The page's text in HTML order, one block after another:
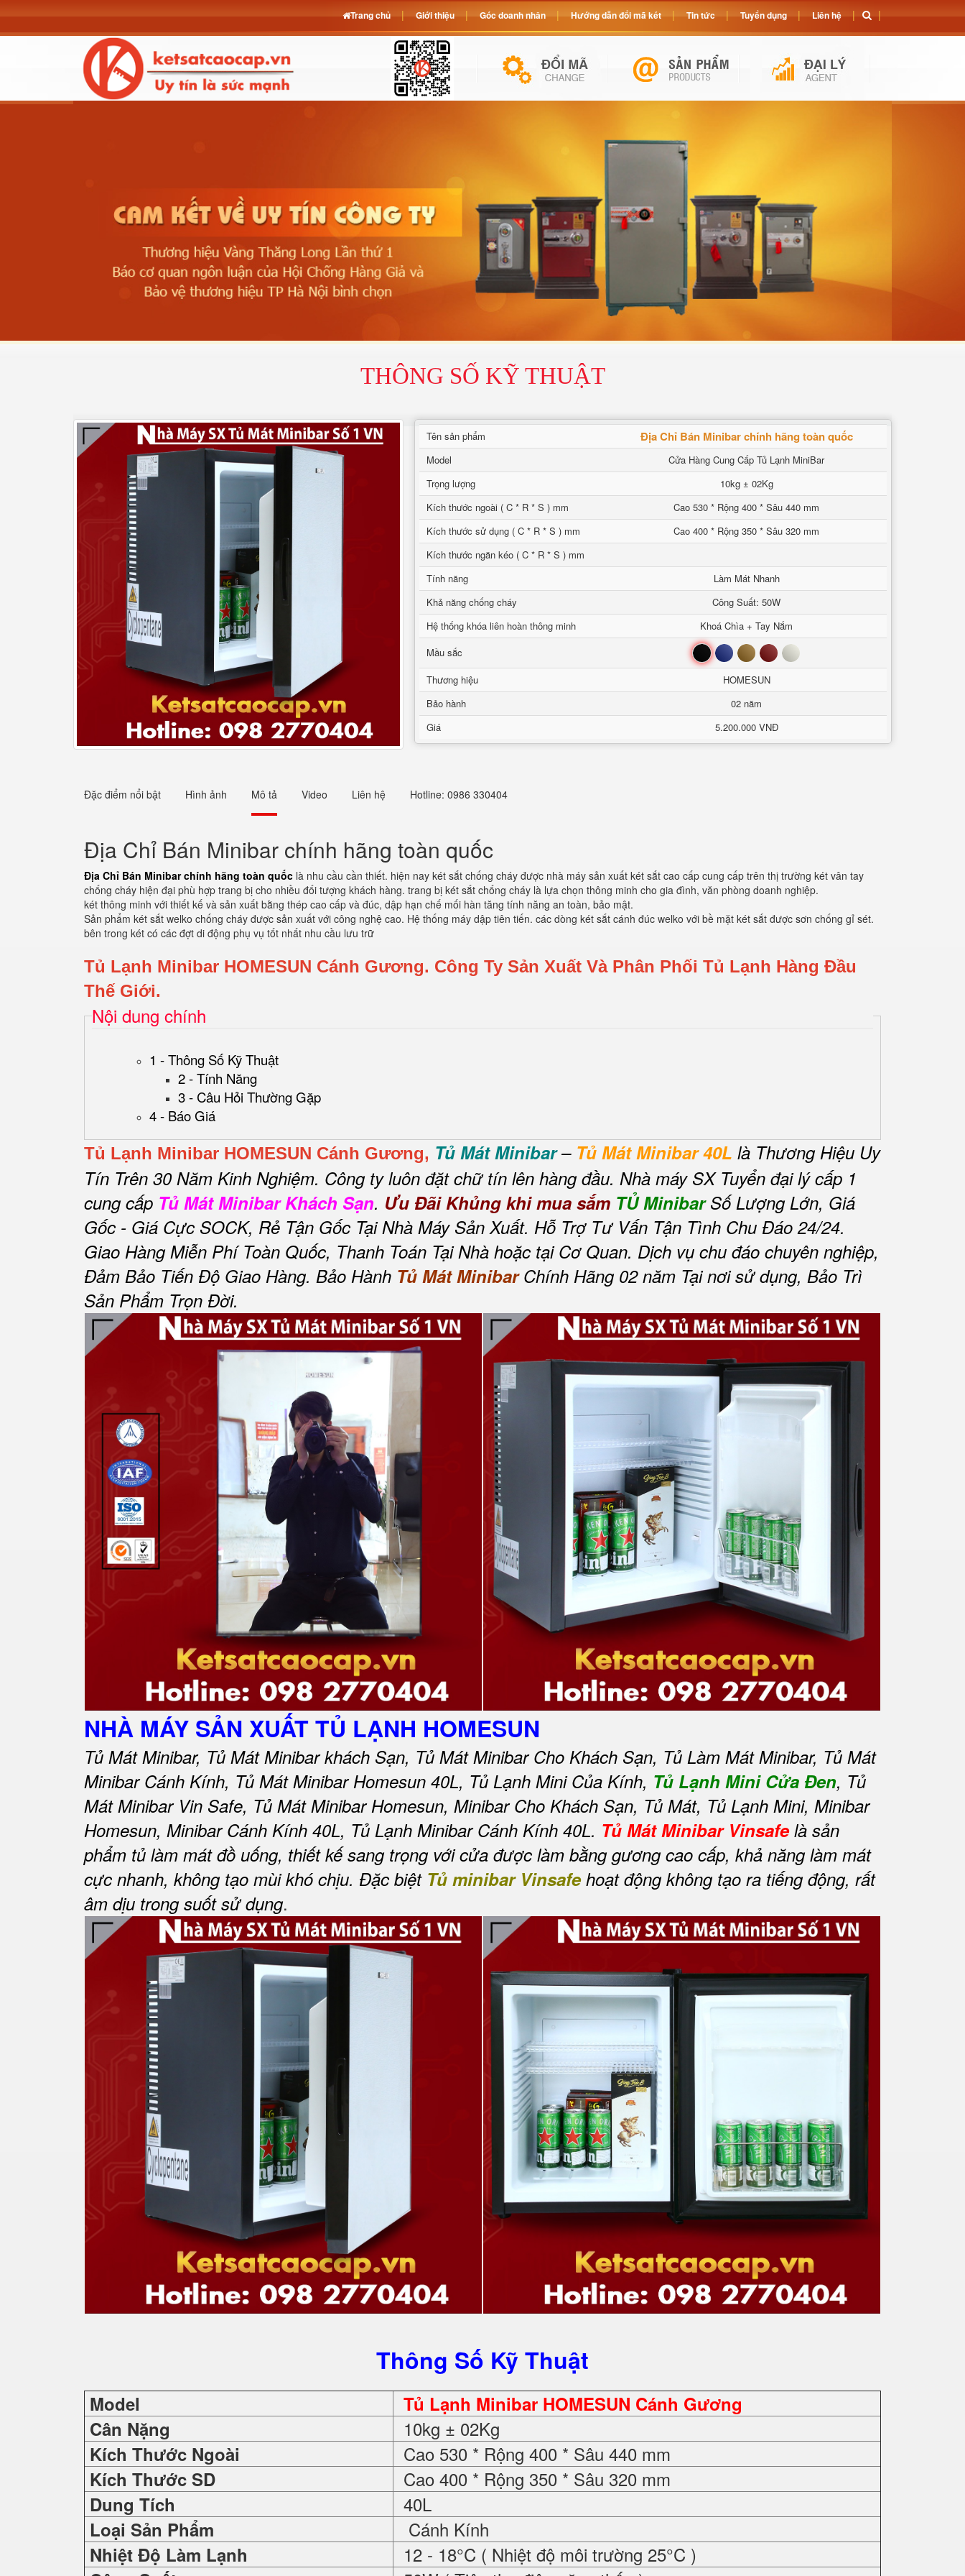
THÔNG SỐ KỸ THUẬT
Tên sản phẩm Địa Chỉ Bán Minibar chính hãng toàn quốc
Model
Cửa Hàng Cung Cấp Tủ Lạnh MiniBar
Trọng lượng
10kg ± 02Kg
Kích thước ngoài ( C * R * S ) mm
Cao 530 * Rộng 400 * Sâu 440 mm
Kích thước sử dụng ( C * R * S ) mm
Cao 400 * Rộng 350 * Sâu 320 mm
Kích thước ngăn kéo ( C * R * S ) mm
Tính năng
Làm Mát Nhanh
Khả năng chống cháy
Công Suất: 50W
Hệ thống khóa liên hoàn thông minh
Khoá Chìa + Tay Nắm
Mầu sắc
Đen Xanh Nâu Đỏ Trắng
Thương hiệu
HOMESUN
Bảo hành
02 năm
Giá
5.200.000 VNĐ
Đặc điểm nổi bật Hình ảnh Mô tả Video Liên hệ Hotline: 0986 330404
Địa Chỉ Bán Minibar chính hãng toàn quốc
Địa Chỉ Bán Minibar chính hãng toàn quốc là nhu cầu cần thiết. hiện nay két sắt chống cháy được nhà máy sản xuất két sắt cao cấp cung cấp trên thị trường két vân tay
chống cháy hiện đại phù hợp trang bị cho nhiều đối tượng khách hàng. trang bị két sắt chống cháy là lựa chọn thông minh cho gia đình, văn phòng doanh nghiệp.
két thông minh với thiết kế và sản xuất bằng thép cao cấp và đúc, dập hạn chế mối hàn tăng tính năng an toàn, bảo mật.
Sản phẩm két sắt welko chống cháy được sản xuất với công nghệ cao. Hệ thống máy dập tiên tiến. các dòng két sắt cánh đúc welko với bề mặt két sắt được sơn chống gỉ sét.
bên trong két có các đợt di động phụ vụ tốt nhất nhu cầu lưu trữ
Tủ Lạnh Minibar HOMESUN Cánh Gương. Công Ty Sản Xuất Và Phân Phối Tủ Lạnh Hàng Đầu
Thế Giới.
Nội dung chính
1 - Thông Số Kỹ Thuật
2 - Tính Năng
3 - Câu Hỏi Thường Gặp
4 - Báo Giá
Tủ Lạnh Minibar HOMESUN Cánh Gương, Tủ Mát Minibar– Tủ Mát Minibar 40L là Thương Hiệu Uy
Tín Trên 30 Năm Kinh Nghiệm. Công ty luôn đặt chữ tín lên hàng đầu. Nhà máy SX Tuyển đại lý cấp 1
cung cấp Tủ Mát Minibar Khách Sạn. Ưu Đãi Khủng khi mua sắm TỦ MinibarSố Lượng Lớn, Giá
Gốc - Giá Cực SOCK, Rẻ Tận Gốc Tại Nhà Máy Sản Xuất. Hỗ Trợ Tư Vấn Tận Tình Chu Đáo 24/24.
Giao Hàng Miễn Phí Toàn Quốc, Thanh Toán Tại Nhà hoặc tại Cơ Quan. Dịch vụ chu đáo chuyên nghiệp,
Đảm Bảo Tiến Độ Giao Hàng. Bảo Hành Tủ Mát MinibarChính Hãng 02 năm Tại nơi sử dụng, Bảo Trì
Sản Phẩm Trọn Đời.
NHÀ MÁY SẢN XUẤT TỦ LẠNH HOMESUN
Tủ Mát Minibar, Tủ Mát Minibar khách Sạn, Tủ Mát Minibar Cho Khách Sạn, Tủ Làm Mát Minibar, Tủ Mát
Minibar Cánh Kính, Tủ Mát Minibar Homesun 40L, Tủ Lạnh Mini Của Kính, Tủ Lạnh Mini Cửa Đen, Tủ
Mát Minibar Vin Safe, Tủ Mát Minibar Homesun, Minibar Cho Khách Sạn, Tủ Mát, Tủ Lạnh Mini, Minibar
Homesun, Minibar Cánh Kính 40L, Tủ Lạnh Minibar Cánh Kính 40L. Tủ Mát Minibar Vinsafelà sản
phẩm tủ làm mát đồ uống, thiết kế sang trọng với cửa được làm bằng gương cao cấp, khả năng làm mát
cực nhanh, không tạo mùi khó chịu. Đặc biệt Tủ minibar Vinsafehoạt động không tạo ra tiếng động, rất
âm dịu trong suốt sử dụng.
Thông Số Kỹ Thuật
Model
Tủ Lạnh Minibar HOMESUN Cánh Gương
Cân Nặng
10kg ± 02Kg
Kích Thước Ngoài Cao 530 * Rộng 400 * Sâu 440 mm
Kích Thước SD Cao 400 * Rộng 350 * Sâu 320 mm
Dung Tích 40L
Loại Sản Phẩm Cánh Kính
Nhiệt Độ Làm Lạnh 12 - 18°C ( Nhiệt độ môi trường 25°C )
Trang chủ Giới thiệu Góc doanh nhân Hướng dẫn đổi mã két Tin tức Tuyển dụng Liên hệ